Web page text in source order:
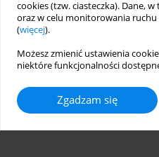
cookies (tzw. ciasteczka). Dane,
oraz w celu monitorowania ruchu
(więcej).
Możesz zmienić ustawienia
niektóre funkcjonalności
Zgadzam się